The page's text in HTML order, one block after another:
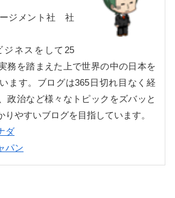
ジメント社 社
ジネスをして25
務を踏まえた上で世界の中の日本を
ます。ブログは365日切れ目なく経
政治など様々なトピックをズバッと
りやすいブログを目指しています。
ダ
パン